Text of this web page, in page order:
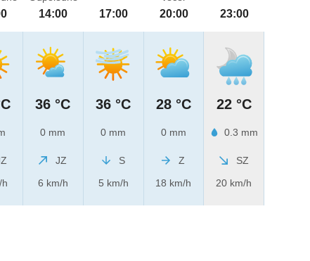
14:00
36 °C
0 mm
JZ
6 km/h
17:00
36 °C
0 mm
S
5 km/h
20:00
28 °C
0 mm
Z
18 km/h
23:00
22 °C
0.3 mm
SZ
20 km/h